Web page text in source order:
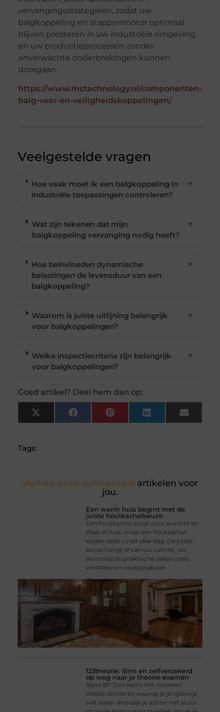
vervangingsstrategieën, zodat uw
balgkoppeling en stappenmotor optimaal
blijven presteren in uw industriële omgeving
en uw productieprocessen zonder
onverwachte onderbrekingen kunnen
doorgaan.
https://www.mctechnology.nl/componenten-
balg-veer-en-veiligheidskoppelingen/
Veelgestelde vragen
Hoe vaak moet ik een balgkoppeling in
industriële toepassingen controleren?
▼
Wat zijn tekenen dat mijn
balgkoppeling vervanging nodig heeft?
▼
Hoe beïnvloeden dynamische
belastingen de levensduur van een
balgkoppeling?
▼
Waarom is juiste uitlijning belangrijk
voor balgkoppelingen?
▼
Welke inspectiecriteria zijn belangrijk
voor balgkoppelingen?
▼
Goed artikel? Deel hem dan op:
X
(Twitter)
FacebookPinterest LinkedIn Email
Tags:
Verken onze aanbevolen artikelen voor
jou.
Een warm huis begint met de
juiste houtkachelkeuze
Een houtkachel zorgt voor warmte en
sfeer in huis, maar een houtkachel
kopen doet u niet elke dag. De juiste
keuze hangt af van uw ruimte, uw
woonstijl en praktische zaken zoals
ventilatie en rookgasafvoer.
123theorie: Slim en zelfverzekerd
op weg naar je theorie-examen
Bijna 18? Dan komt het moment
steeds dichterbij waarop je je rijbewijs
wilt halen. Voordat je achter het stuur